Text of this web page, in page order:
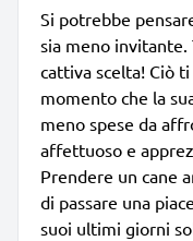
Si potrebbe
sia meno
cattiva scelta! Ciò
momento che la
meno spese da
affettuoso e
Prendere un cane
di passare una
suoi ultimi giorni